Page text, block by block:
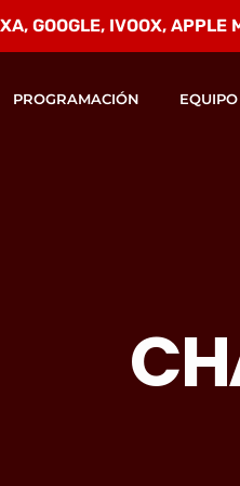
GOOGLE, IVOOX, APPLE
PROGRAMACIÓN EQUIPO